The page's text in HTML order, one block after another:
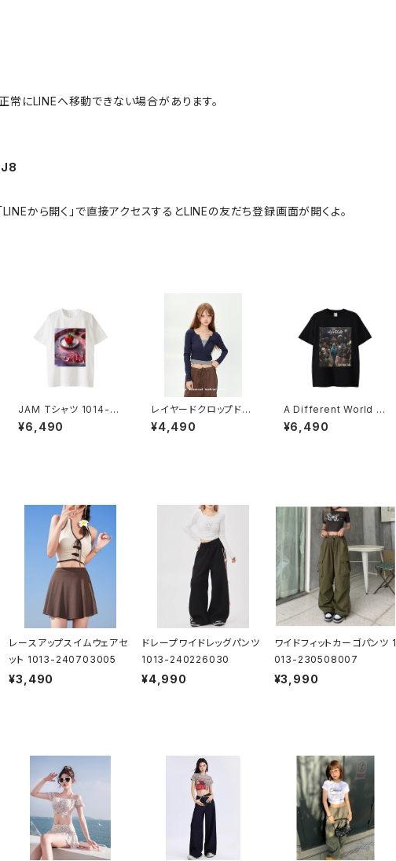
常にLINEへ移動できない場合があります。
から開く」で直接アクセスするとLINEの友だち登録画面が開くよ。
JAM Tシャツ 1014-2
30221225
¥6,490
レイヤードクロップドト
ップス 1013-240905
015
¥4,490
A Different World T
シャツ 1014-2302212
22
¥6,490
レースアップスイムウェアセ
ット 1013-240703005
¥3,490
ドレープワイドレッグパンツ
1013-240226030
¥4,990
ワイドフィットカーゴパンツ 1
013-230508007
¥3,990